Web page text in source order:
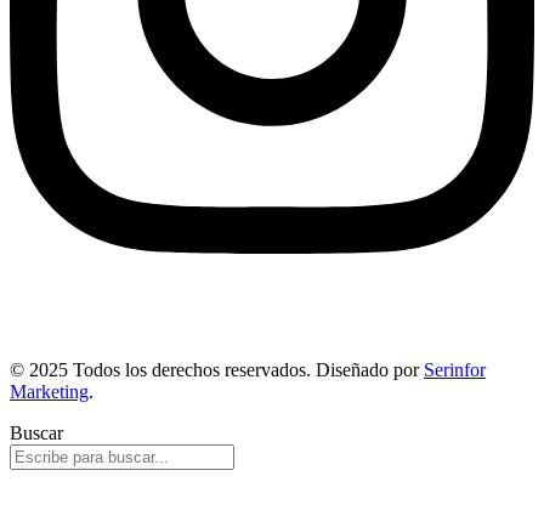
© 2025 Todos los derechos reservados. Diseñado por Serinfor
Marketing.
Buscar